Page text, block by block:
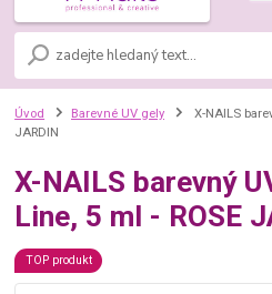
Úvod Barevné UV gely
X-NAILS
JARDIN
X-NAILS barevný
Line, 5 ml - ROSE
TOP produkt